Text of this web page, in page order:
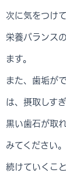
次に気をつけ
栄養バランス
ます。
また、歯垢が
は、摂取しす
黒い歯石が取
みてください。
続けていくこ